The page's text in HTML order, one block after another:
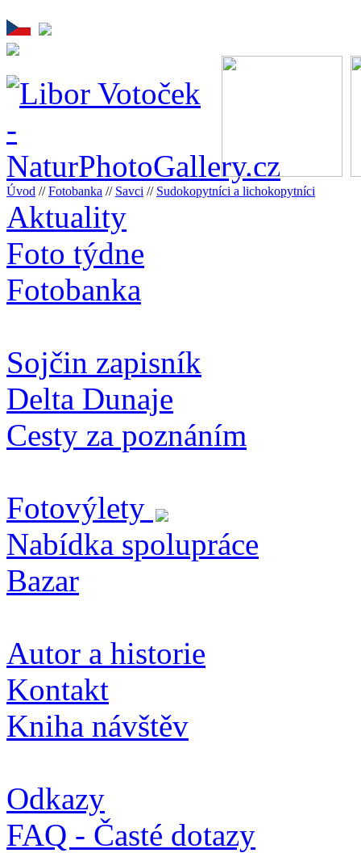
Úvod //Fotobanka // Savci // Sudokopytníci a lichokopytníci
Aktuality
Foto týdne
Fotobanka
Sojčin zapisník
Delta Dunaje
Cesty za poznáním
Fotovýlety
Nabídka spolupráce
Bazar
Autor a historie
Kontakt
Kniha návštěv
Odkazy
FAQ - Časté dotazy